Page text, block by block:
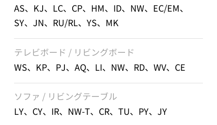
AS、KJ、LC、CP、HM、ID、NW、EC/EM、
SY、JN、RU/RL、YS、MK
テレビボード / リビングボード
WS、KP、PJ、AQ、LI、NW、RD、WV、CE
ソファ / リビングテーブル
LY、CY、IR、NW-T、CR、TU、PY、JY